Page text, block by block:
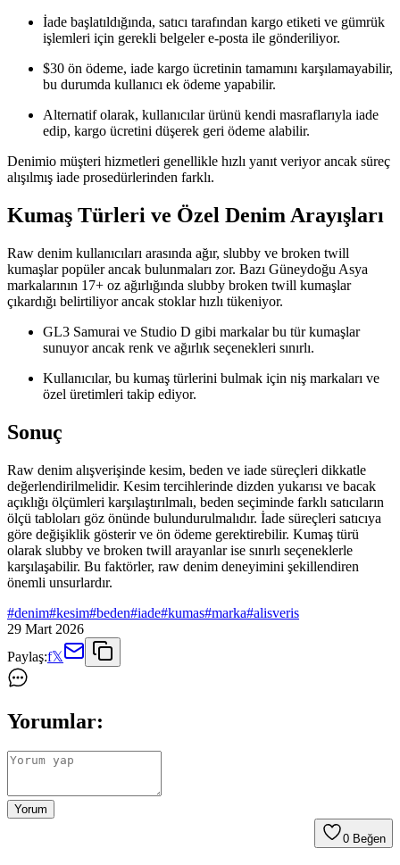
İade başlatıldığında, satıcı tarafından kargo etiketi ve gümrük
işlemleri için gerekli belgeler e-posta ile gönderiliyor.
$30 ön ödeme, iade kargo ücretinin tamamını karşılamayabilir,
bu durumda kullanıcı ek ödeme yapabilir.
Alternatif olarak, kullanıcılar ürünü kendi masraflarıyla iade
edip, kargo ücretini düşerek geri ödeme alabilir.
Denimio müşteri hizmetleri genellikle hızlı yanıt veriyor ancak süreç
alışılmış iade prosedürlerinden farklı.
Kumaş Türleri ve Özel Denim Arayışları
Raw denim kullanıcıları arasında ağır, slubby ve broken twill
kumaşlar popüler ancak bulunmaları zor. Bazı Güneydoğu Asya
markalarının 17+ oz ağırlığında slubby broken twill kumaşlar
çıkardığı belirtiliyor ancak stoklar hızlı tükeniyor.
GL3 Samurai ve Studio D gibi markalar bu tür kumaşlar
sunuyor ancak renk ve ağırlık seçenekleri sınırlı.
Kullanıcılar, bu kumaş türlerini bulmak için niş markaları ve
özel üretimleri takip ediyor.
Sonuç
Raw denim alışverişinde kesim, beden ve iade süreçleri dikkatle
değerlendirilmelidir. Kesim tercihlerinde dizden yukarısı ve bacak
açıklığı ölçümleri karşılaştırılmalı, beden seçiminde farklı satıcıların
ölçü tabloları göz önünde bulundurulmalıdır. İade süreçleri satıcıya
göre değişiklik gösterir ve ön ödeme gerektirebilir. Kumaş türü
olarak slubby ve broken twill arayanlar ise sınırlı seçeneklerle
karşılaşabilir. Bu faktörler, raw denim deneyimini şekillendiren
önemli unsurlardır.
#denim#kesim#beden#iade#kumas#marka#alisveris
29 Mart 2026
Paylaş:f𝕏
Yorumlar:
Yorum
0 Beğen